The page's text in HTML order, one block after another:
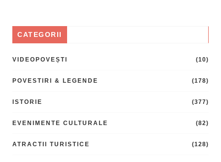
CATEGORII
VIDEOPOVEȘTI (10)
POVESTIRI & LEGENDE (178)
ISTORIE (377)
EVENIMENTE CULTURALE (82)
ATRACTII TURISTICE (128)